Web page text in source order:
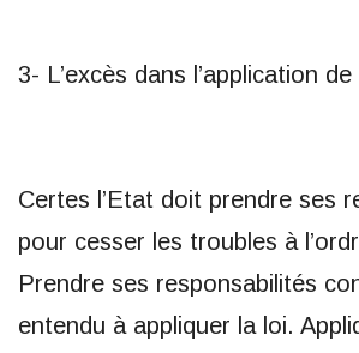
3- L’excès dans l’application de
Certes l’Etat doit prendre ses
pour cesser les troubles à
Prendre ses responsabilités
entendu à appliquer la loi.